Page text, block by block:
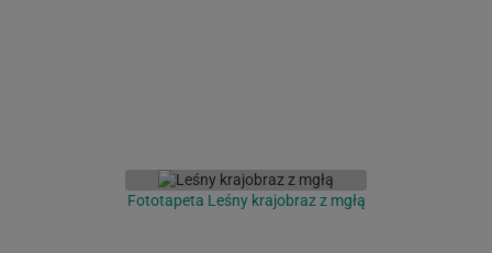
Fototapeta Leśny krajobraz z mgłą